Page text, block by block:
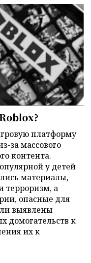
платформу
за массового
контента.
у детей
материалы,
терроризм, а
опасные для
выявлены
домогательств к
их к